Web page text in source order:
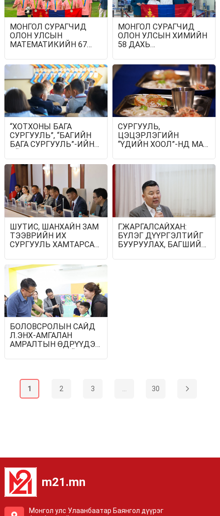
МОНГОЛ СУРАГЧИД
ОЛОН УЛСЫН
МАТЕМАТИКИЙН 67
ОЛИМПИАДААС 2
МӨНГӨ, 4 ХҮРЭЛ
МЕДАЛЬ ХҮРТЖЭЭ
МОНГОЛ СУРАГЧИД
ОЛОН УЛСЫН ХИМИЙН
58 ДАХЬ
ОРОЛЦОНО
“ХОТХОНЫ БАГА
СУРГУУЛЬ”, “БАГИЙН
БАГА СУРГУУЛЬ”-ИЙН
НАМРААС ЭХЭЛНЭ
СУРГУУЛЬ,
ЦЭЦЭРЛЭГИЙН
“ҮДИЙН ХООЛ”-НД МАХ,
НИЙЛҮҮЛЭХ
СОЛИЛЦЛОО
ШУТИС, ШАНХАЙН ЗАМ
ТЭЭВРИЙН ИХ
СУРГУУЛЬ ХАМТАРСАН
ИННОВАЦЫН ТӨВ
БАЙГУУЛНА
Г.ЖАРГАЛСАЙХАН:
БҮЛЭГ ДҮҮРГЭЛТИЙГ
БУУРУУЛАХ, БАГШИЙН
ТЭНЦВЭРЖҮҮЛЭХ
БОЛОВСРОЛЫН САЙД
Л.ЭНХ-АМГАЛАН
АМРАЛТЫН ӨДРҮҮДЭД
СУРГУУЛИУДАД
1 2 3 30
m21.mn
Монгол улс Улаанбаатар Баянгол дүүрэг